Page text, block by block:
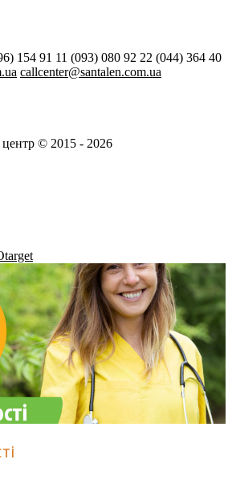
154 91 11 (093) 080 92 22 (044) 364 40
callcenter@santalen.com.ua
© 2015 - 2026